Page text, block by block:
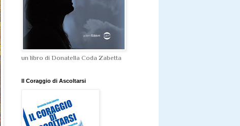
un libro di Donatella Coda Zabetta
Il Coraggio di Ascoltarsi